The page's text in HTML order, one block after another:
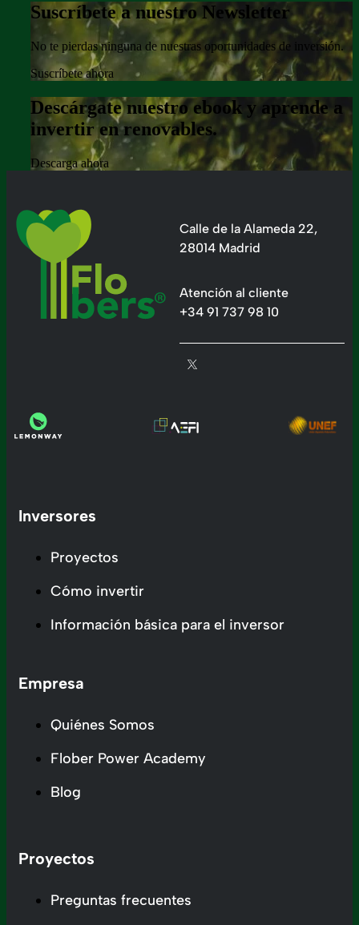
Suscríbete a nuestro Newsletter
No te pierdas ninguna de nuestras oportunidades de inversión.
Suscríbete ahora
Descárgate nuestro ebook y aprende a
invertir en renovables.
Descarga ahora
Calle de la Alameda 22,
28014 Madrid
Atención al cliente
+34 91 737 98 10
Inversores
Proyectos
Cómo invertir
Información básica para el inversor
Empresa
Quiénes Somos
Flober Power Academy
Blog
Proyectos
Preguntas frecuentes